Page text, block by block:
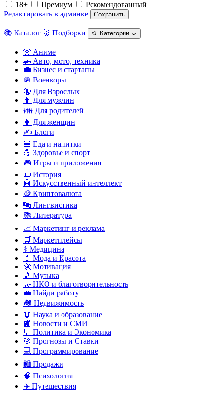
18+
Премиум
Рекомендованный
Редактировать в админке
Сохранить
📚 Каталог 🥇 Подборки 📂 Категории ᨆ
🎌 Аниме
🚗 Авто, мото, техника
💼 Бизнес и стартапы
🪖 Военкоры
🔞 Для Взрослых
👨 Для мужчин
👪 Для родителей
👩 Для женщин
✍️ Блоги
🍔 Еда и напитки
💪 Здоровье и спорт
🎮 Игры и приложения
📜 История
🤖 Искусственный интеллект
🪙 Криптовалюта
🔤 Лингвистика
📚 Литература
📈 Маркетинг и реклама
🛒 Маркетплейсы
⚕️ Медицина
💄 Мода и Красота
🚀 Мотивация
🎵 Музыка
🤝 НКО и благотворительность
💼 Найди работу
🏘️ Недвижимость
📖 Наука и образование
📰 Новости и СМИ
💬 Политика и Экономика
🎯 Прогнозы и Ставки
💻 Программирование
🛍️ Продажи
🧠 Психология
✈️ Путешествия